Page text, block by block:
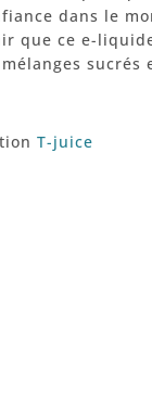
dans le
que ce e-
sucrés
T-juice